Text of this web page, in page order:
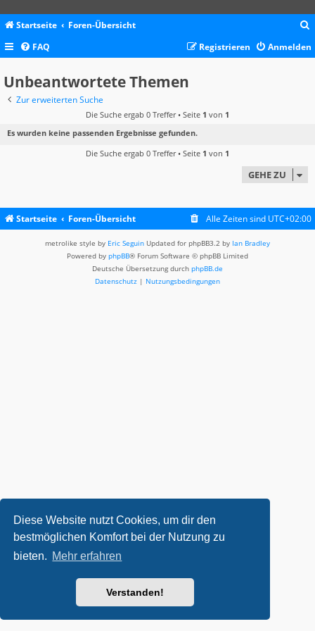
Diese Website nutzt Cookies, um dir den
bestmöglichen Komfort bei der Nutzung zu
bieten. Mehr erfahren
Verstanden!
Startseite Foren-Übersicht
c
FAQ Anmelden
Registrieren
Unbeantwortete Themen
Zur erweiterten Suche
Die Suche ergab 0 Treffer • Seite 1 von 1
Es wurden keine passenden Ergebnisse gefunden.
Die Suche ergab 0 Treffer • Seite 1 von 1
GEHE ZU
Startseite Foren-Übersicht Alle Zeiten sind UTC+02:00
metrolike style by Eric Seguin Updated for phpBB3.2 by Ian Bradley
Powered by phpBB® Forum Software © phpBB Limited
Deutsche Übersetzung durch phpBB.de
Datenschutz | Nutzungsbedingungen